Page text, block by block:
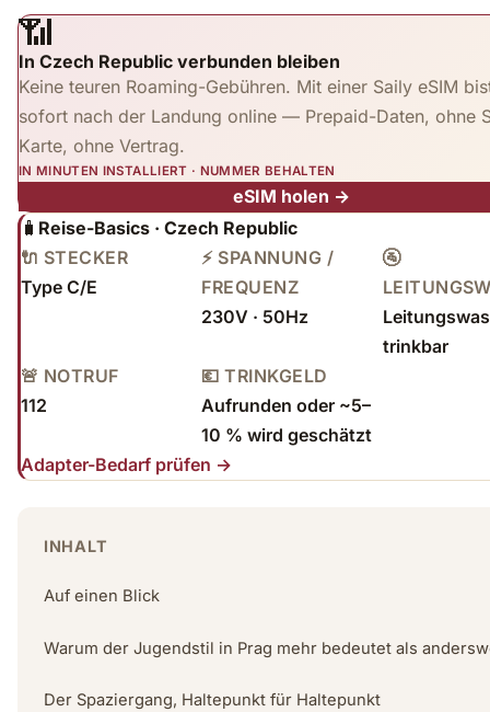
📶
In Czech Republic verbunden bleiben
Keine teuren Roaming-Gebühren. Mit einer Saily eSIM
sofort nach der Landung online — Prepaid-Daten, ohne
Karte, ohne Vertrag.
IN MINUTEN INSTALLIERT · NUMMER BEHALTEN
eSIM holen →
🧳 Reise-Basics · Czech Republic
🔌 STECKER
Type C/E
⚡ SPANNUNG /
FREQUENZ
230V · 50Hz
🚰
trinkbar
🚨 NOTRUF
112
💶 TRINKGELD
Aufrunden oder ~5–
10 % wird geschätzt
Adapter-Bedarf prüfen →
INHALT
Auf einen Blick
Warum der Jugendstil in Prag mehr bedeutet als
Der Spaziergang, Haltepunkt für Haltepunkt